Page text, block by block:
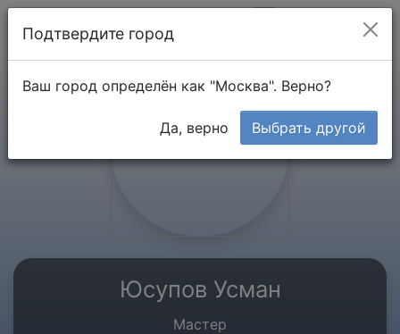
Юсупов Усман
Мастер
Подтвердите город
Ваш город определён как "Москва". Верно?
Да, верно Выбрать другой